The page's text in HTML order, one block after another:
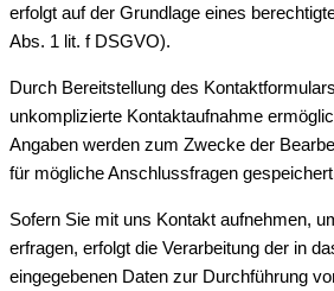
erfolgt auf der Grundlage eines
Abs. 1 lit. f DSGVO).
Durch Bereitstellung des
unkomplizierte Kontaktaufnahme
Angaben werden zum Zwecke der
für mögliche Anschlussfragen
Sofern Sie mit uns Kontakt aufnehmen,
erfragen, erfolgt die Verarbeitung der in
eingegebenen Daten zur Durchführung